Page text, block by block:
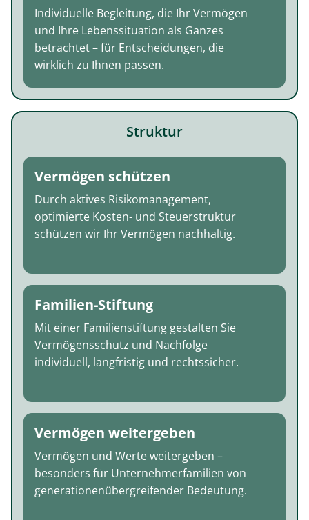
Individuelle Begleitung, die Ihr Vermögen
und Ihre Lebenssituation als Ganzes
betrachtet – für Entscheidungen, die
wirklich zu Ihnen passen.
Struktur
Vermögen schützen
Durch aktives Risikomanagement,
optimierte Kosten- und Steuerstruktur
schützen wir Ihr Vermögen nachhaltig.
Familien-Stiftung
Mit einer Familienstiftung gestalten Sie
Vermögensschutz und Nachfolge
individuell, langfristig und rechtssicher.
Vermögen weitergeben
Vermögen und Werte weitergeben –
besonders für Unternehmerfamilien von
generationenübergreifender Bedeutung.